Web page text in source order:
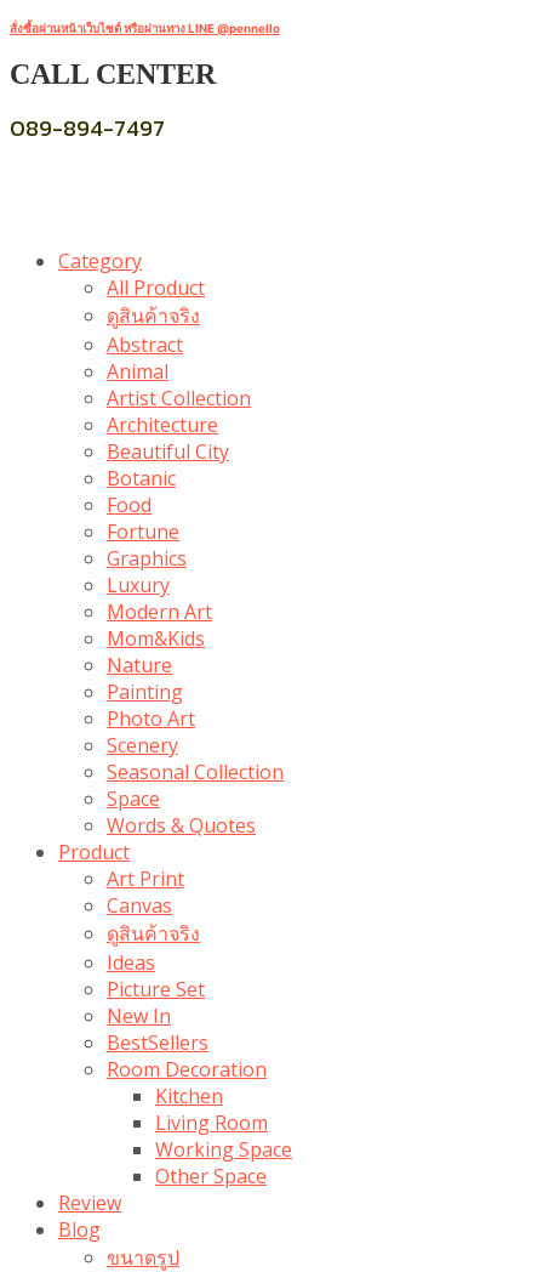
สั่งซื้อผ่านหน้าเว็บไซต์ หรือผ่านทาง LINE @pennello
CALL CENTER
089-894-7497
Category
All Product
ดูสินค้าจริง
Abstract
Animal
Artist Collection
Architecture
Beautiful City
Botanic
Food
Fortune
Graphics
Luxury
Modern Art
Mom&Kids
Nature
Painting
Photo Art
Scenery
Seasonal Collection
Space
Words & Quotes
Product
Art Print
Canvas
ดูสินค้าจริง
Ideas
Picture Set
New In
BestSellers
Room Decoration
Kitchen
Living Room
Working Space
Other Space
Review
Blog
ขนาดรูป